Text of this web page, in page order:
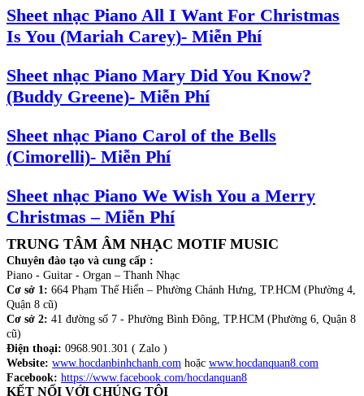
Sheet nhạc Piano All I Want For Christmas
Is You (Mariah Carey)- Miễn Phí
Sheet nhạc Piano Mary Did You Know?
(Buddy Greene)- Miễn Phí
Sheet nhạc Piano Carol of the Bells
(Cimorelli)- Miễn Phí
Sheet nhạc Piano We Wish You a Merry
Christmas – Miễn Phí
TRUNG TÂM ÂM NHẠC MOTIF MUSIC
Chuyên đào tạo và cung cấp :
Piano - Guitar - Organ – Thanh Nhạc
Cơ sở 1: 664 Phạm Thế Hiển – Phường Chánh Hưng, TP.HCM (Phường 4,
Quận 8 cũ)
Cơ sở 2: 41 đường số 7 - Phường Bình Đông, TP.HCM (Phường 6, Quận 8
cũ)
Điện thoại: 0968.901.301 ( Zalo )
Website: www.hocdanbinhchanh.com hoặc www.hocdanquan8.com
Facebook: https://www.facebook.com/hocdanquan8
KẾT NỐI VỚI CHÚNG TÔI